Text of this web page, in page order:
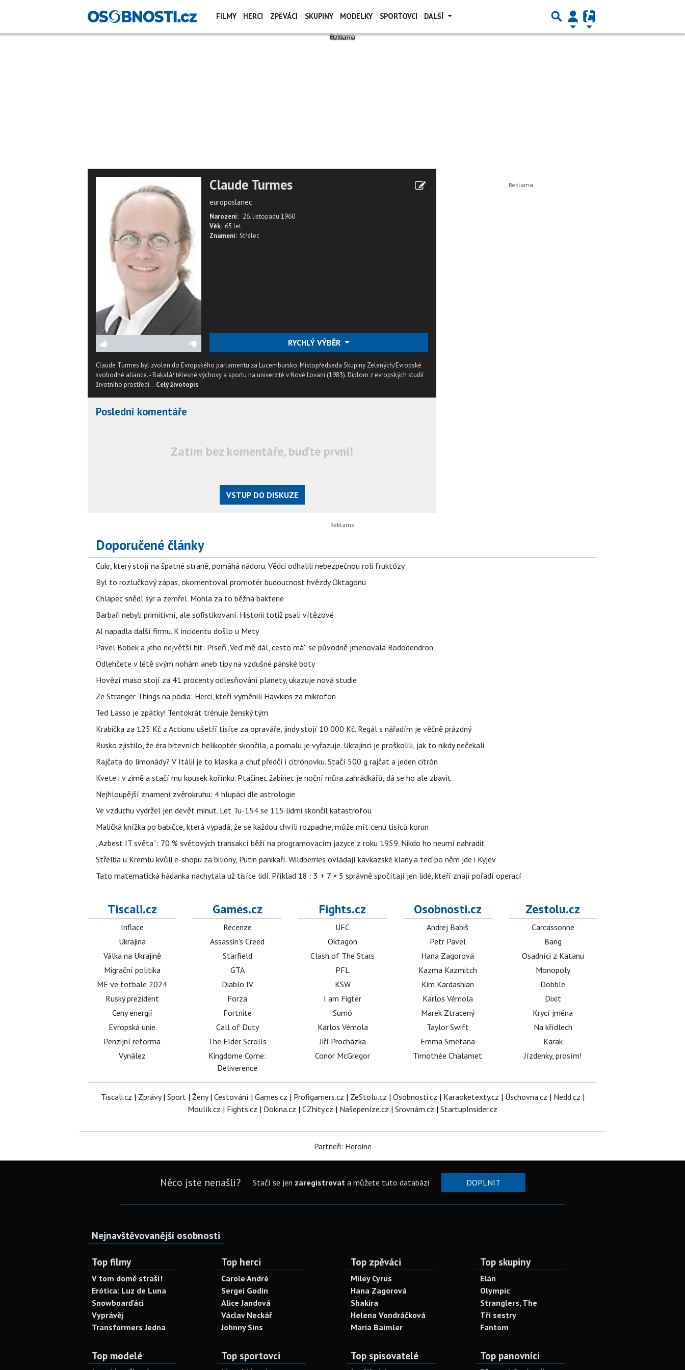
FILMY HERCI ZPĚVÁCI SKUPINY MODELKY SPORTOVCI DALŠÍ
Claude Turmes
europoslanec
Narození: 26. listopadu 1960
Věk: 65 let
Znamení: Střelec
RYCHLÝ VÝBĚR
Claude Turmes byl zvolen do Evropského parlamentu za Lucembursko. Místopředseda Skupiny Zelených/Evropské
svobodné aliance. - Bakalář tělesné výchovy a sportu na univerzitě v Nové Lovani (1983). Diplom z evropských studií
životního prostředí... Celý životopis
Poslední komentáře
Zatím bez komentáře, buďte první!
VSTUP DO DISKUZE
Doporučené články
Cukr, který stojí na špatné straně, pomáhá nádoru. Vědci odhalili nebezpečnou roli fruktózy
Byl to rozlučkový zápas, okomentoval promotér budoucnost hvězdy Oktagonu
Chlapec snědl sýr a zemřel. Mohla za to běžná bakterie
Barbaři nebyli primitivní, ale sofistikovaní. Historii totiž psali vítězové
AI napadla další firmu. K incidentu došlo u Mety
Pavel Bobek a jeho největší hit: Píseň „Veď mě dál, cesto má“ se původně jmenovala Rododendron
Odlehčete v létě svým nohám aneb tipy na vzdušné pánské boty
Hovězí maso stojí za 41 procenty odlesňování planety, ukazuje nová studie
Ze Stranger Things na pódia: Herci, kteří vyměnili Hawkins za mikrofon
Ted Lasso je zpátky! Tentokrát trénuje ženský tým
Krabička za 125 Kč z Actionu ušetří tisíce za opraváře, jindy stojí 10 000 Kč. Regál s nářadím je věčně prázdný
Rusko zjistilo, že éra bitevních helikoptér skončila, a pomalu je vyřazuje. Ukrajinci je proškolili, jak to nikdy nečekali
Rajčata do limonády? V Itálii je to klasika a chuť předčí i citrónovku. Stačí 500 g rajčat a jeden citrón
Kvete i v zimě a stačí mu kousek kořínku. Ptačinec žabinec je noční můra zahrádkářů, dá se ho ale zbavit
Nejhloupější znamení zvěrokruhu: 4 hlupáci dle astrologie
Ve vzduchu vydržel jen devět minut. Let Tu-154 se 115 lidmi skončil katastrofou
Maličká knížka po babičce, která vypadá, že se každou chvíli rozpadne, může mít cenu tisíců korun
„Azbest IT světa“: 70 % světových transakcí běží na programovacím jazyce z roku 1959. Nikdo ho neumí nahradit
Střelba u Kremlu kvůli e-shopu za biliony, Putin panikaří. Wildberries ovládají kavkazské klany a teď po něm jde i Kyjev
Tato matematická hádanka nachytala už tisíce lidí. Příklad 18 : 3 + 7 × 5 správně spočítají jen lidé, kteří znají pořadí operací
Tiscali.cz
Inflace
Ukrajina
Válka na Ukrajině
Migrační politika
ME ve fotbale 2024
Ruský prezident
Ceny energií
Evropská unie
Penzijní reforma
Vynález
Games.cz
Recenze
Assassin's Creed
Starfield
GTA
Diablo IV
Forza
Fortnite
Call of Duty
The Elder Scrolls
Kingdome Come:
Deliverence
Fights.cz
UFC
Oktagon
Clash of The Stars
PFL
KSW
I am Figter
Sumó
Karlos Vémola
Jiří Procházka
Conor McGregor
Osobnosti.cz
Andrej Babiš
Petr Pavel
Hana Zagorová
Kazma Kazmitch
Kim Kardashian
Karlos Vémola
Marek Ztracený
Taylor Swift
Emma Smetana
Timothée Chalamet
Zestolu.cz
Carcassonne
Bang
Osadníci z Katanu
Monopoly
Dobble
Dixit
Krycí jména
Na křídlech
Karak
Jízdenky, prosím!
Tiscali.cz | Zprávy| Sport| Ženy| Cestování | Games.cz | Profigamers.cz | ZeStolu.cz | Osobnosti.cz | Karaoketexty.cz | Úschovna.cz | Nedd.cz |
Moulík.cz | Fights.cz | Dokina.cz | CZhity.cz | Našepeníze.cz | Srovnám.cz | StartupInsider.cz
Partneři: Heroine
Něco jste nenašli? Stačí se jen zaregistrovata můžete tuto databázi DOPLNIT
Nejnavštěvovanější osobnosti
Top filmy
V tom domě straší!
Erótica: Luz de Luna
Snowboarďáci
Vyprávěj
Transformers Jedna
Top herci
Carole André
Sergei Godin
Alice Jandová
Václav Neckář
Johnny Sins
Top zpěváci
Miley Cyrus
Hana Zagorová
Shakira
Helena Vondráčková
Maria Baimler
Top skupiny
Elán
Olympic
Stranglers, The
Tři sestry
Fantom
Top modelé Top sportovci Top spisovatelé Top panovníci